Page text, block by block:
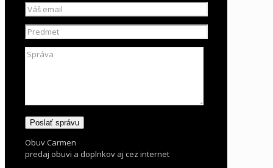
Obuv Carmen
predaj obuvi a doplnkov aj cez internet